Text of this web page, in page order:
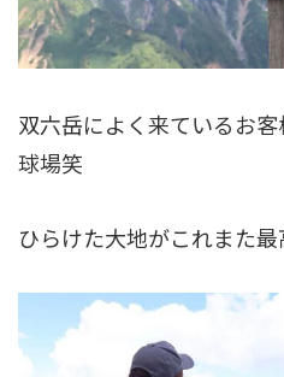
双六岳によく来ているお
球場笑
ひらけた大地がこれまた最